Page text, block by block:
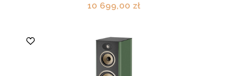
10 699,00 zł